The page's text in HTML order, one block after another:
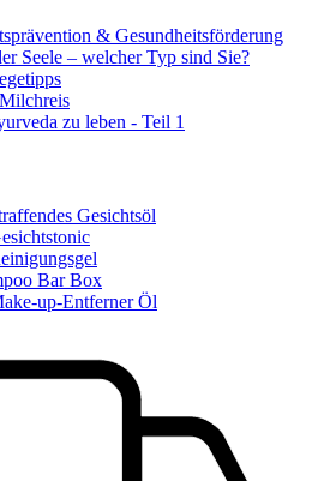
& Gesundheitsförderung
Seele – welcher Typ sind Sie?
zu leben - Teil 1
Gesichtsöl
Bar Box
up-Entferner Öl